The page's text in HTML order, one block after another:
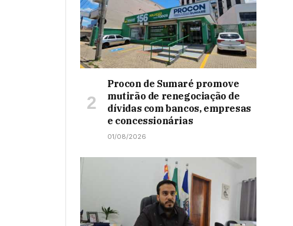
Procon de Sumaré promove
mutirão de renegociação de
dívidas com bancos, empresas
e concessionárias
01/08/2026